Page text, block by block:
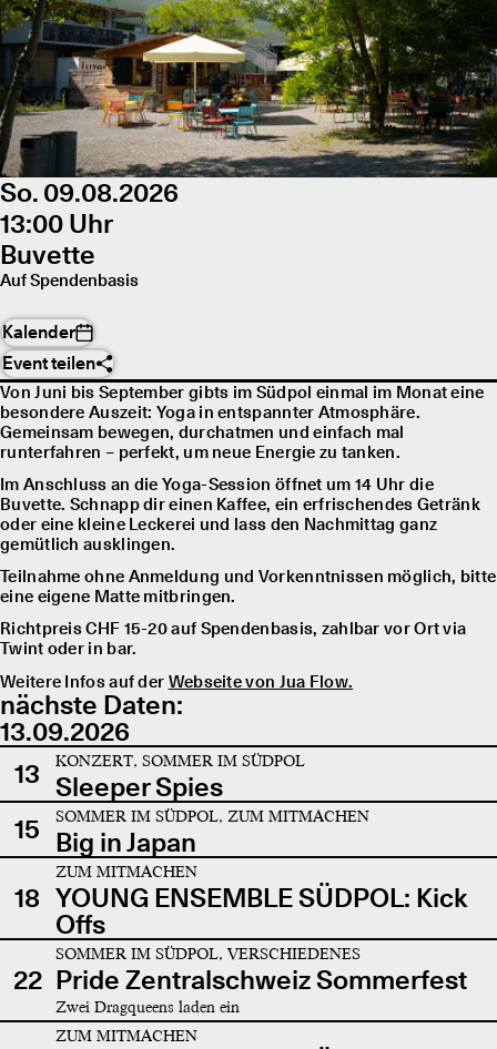
So. 09.08.2026
13:00 Uhr
Buvette
Auf Spendenbasis
Kalender
Event teilen
Von Juni bis September gibts im Südpol einmal im Monat eine
besondere Auszeit: Yoga in entspannter Atmosphäre.
Gemeinsam bewegen, durchatmen und einfach mal
runterfahren – perfekt, um neue Energie zu tanken.
Im Anschluss an die Yoga-Session öffnet um 14 Uhr die
Buvette. Schnapp dir einen Kaffee, ein erfrischendes Getränk
oder eine kleine Leckerei und lass den Nachmittag ganz
gemütlich ausklingen.
Teilnahme ohne Anmeldung und Vorkenntnissen möglich, bitte
eine eigene Matte mitbringen.
Richtpreis CHF 15-20 auf Spendenbasis, zahlbar vor Ort via
Twint oder in bar.
Weitere Infos auf der Webseite von Jua Flow.
nächste Daten:
13.09.2026
13
KONZERT, SOMMER IM SÜDPOL
Sleeper Spies
15
SOMMER IM SÜDPOL, ZUM MITMACHEN
Big in Japan
18
ZUM MITMACHEN
YOUNG ENSEMBLE SÜDPOL: Kick
Offs
22
SOMMER IM SÜDPOL, VERSCHIEDENES
Pride Zentralschweiz Sommerfest
Zwei Dragqueens laden ein
ZUM MITMACHEN